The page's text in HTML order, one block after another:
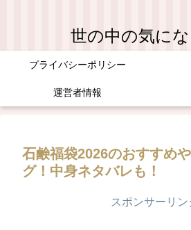
世の中の気に
プライバシーポリシー
運営者情報
石鹸福袋2026のおすすめ
グ！中身ネタバレも！
スポンサーリン